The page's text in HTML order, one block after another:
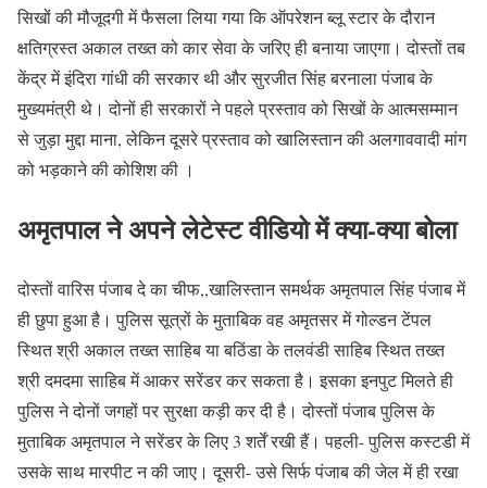
सिखों की मौजूदगी में फैसला लिया गया कि ऑपरेशन ब्लू स्टार के दौरान
क्षतिग्रस्त अकाल तख्त को कार सेवा के जरिए ही बनाया जाएगा। दोस्तों तब
केंद्र में इंदिरा गांधी की सरकार थी और सुरजीत सिंह बरनाला पंजाब के
मुख्यमंत्री थे। दोनों ही सरकारों ने पहले प्रस्ताव को सिखों के आत्मसम्मान
से जुड़ा मुद्दा माना, लेकिन दूसरे प्रस्ताव को खालिस्तान की अलगाववादी मांग
को भड़काने की कोशिश की ।
अमृतपाल ने अपने लेटेस्ट वीडियो में क्या-क्या बोला
दोस्तों वारिस पंजाब दे का चीफ,,खालिस्तान समर्थक अमृतपाल सिंह पंजाब में
ही छुपा हुआ है। पुलिस सूत्रों के मुताबिक वह अमृतसर में गोल्डन टेंपल
स्थित श्री अकाल तख्त साहिब या बठिंडा के तलवंडी साहिब स्थित तख्त
श्री दमदमा साहिब में आकर सरेंडर कर सकता है। इसका इनपुट मिलते ही
पुलिस ने दोनों जगहों पर सुरक्षा कड़ी कर दी है। दोस्तों पंजाब पुलिस के
मुताबिक अमृतपाल ने सरेंडर के लिए 3 शर्तें रखी हैं। पहली- पुलिस कस्टडी में
उसके साथ मारपीट न की जाए। दूसरी- उसे सिर्फ पंजाब की जेल में ही रखा